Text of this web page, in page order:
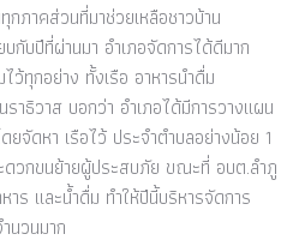
าคส่วนที่มาช่วยเหลือชาวบ้าน
กับปีที่ผ่านมา อำเภอจัดการได้ดีมาก
ว้ทุกอย่าง ทั้งเรือ อาหารนำดื่ม
าธิวาส บอกว่า อำเภอได้มีการวางแผน
จัดหา เรือไว้ ประจำตำบลอย่างน้อย 1
ดวกขนย้ายผู้ประสบภัย ขณะที่ อบต.ลำภู
าร และน้ำดื่ม ทำให้ปีนี้บริหารจัดการ
นวนมาก